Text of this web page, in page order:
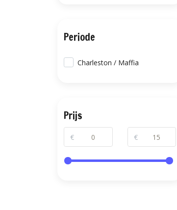
Periode
Charleston / Maffia
Prijs
€ €